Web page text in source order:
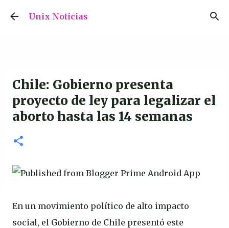
Ir al contenido principal
Unix Noticias
Chile: Gobierno presenta
proyecto de ley para legalizar el
aborto hasta las 14 semanas
En un movimiento político de alto impacto
social, el Gobierno de Chile presentó este